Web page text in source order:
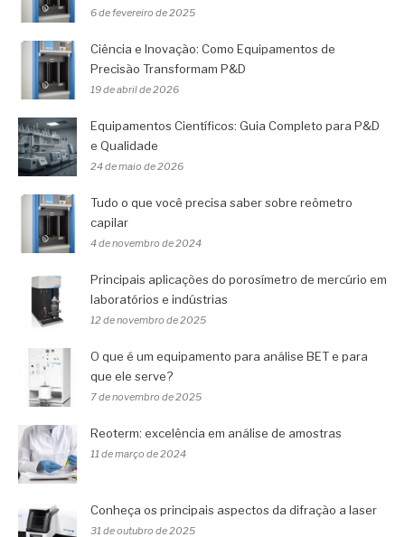
6 de fevereiro de 2025
Ciência e Inovação: Como Equipamentos de
Precisão Transformam P&D
19 de abril de 2026
Equipamentos Científicos: Guia Completo para P&D
e Qualidade
24 de maio de 2026
Tudo o que você precisa saber sobre reômetro
capilar
4 de novembro de 2024
Principais aplicações do porosímetro de mercúrio em
laboratórios e indústrias
12 de novembro de 2025
O que é um equipamento para análise BET e para
que ele serve?
7 de novembro de 2025
Reoterm: excelência em análise de amostras
11 de março de 2024
Conheça os principais aspectos da difração a laser
31 de outubro de 2025